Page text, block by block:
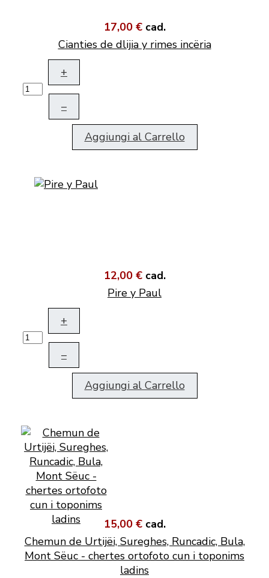
17,00 € cad.
Cianties de dlijia y rimes incëria
+
–
Aggiungi al Carrello
12,00 € cad.
Pire y Paul
+
–
Aggiungi al Carrello
15,00 € cad.
Chemun de Urtijëi, Sureghes, Runcadic, Bula,
Mont Sëuc - chertes ortofoto cun i toponims
ladins